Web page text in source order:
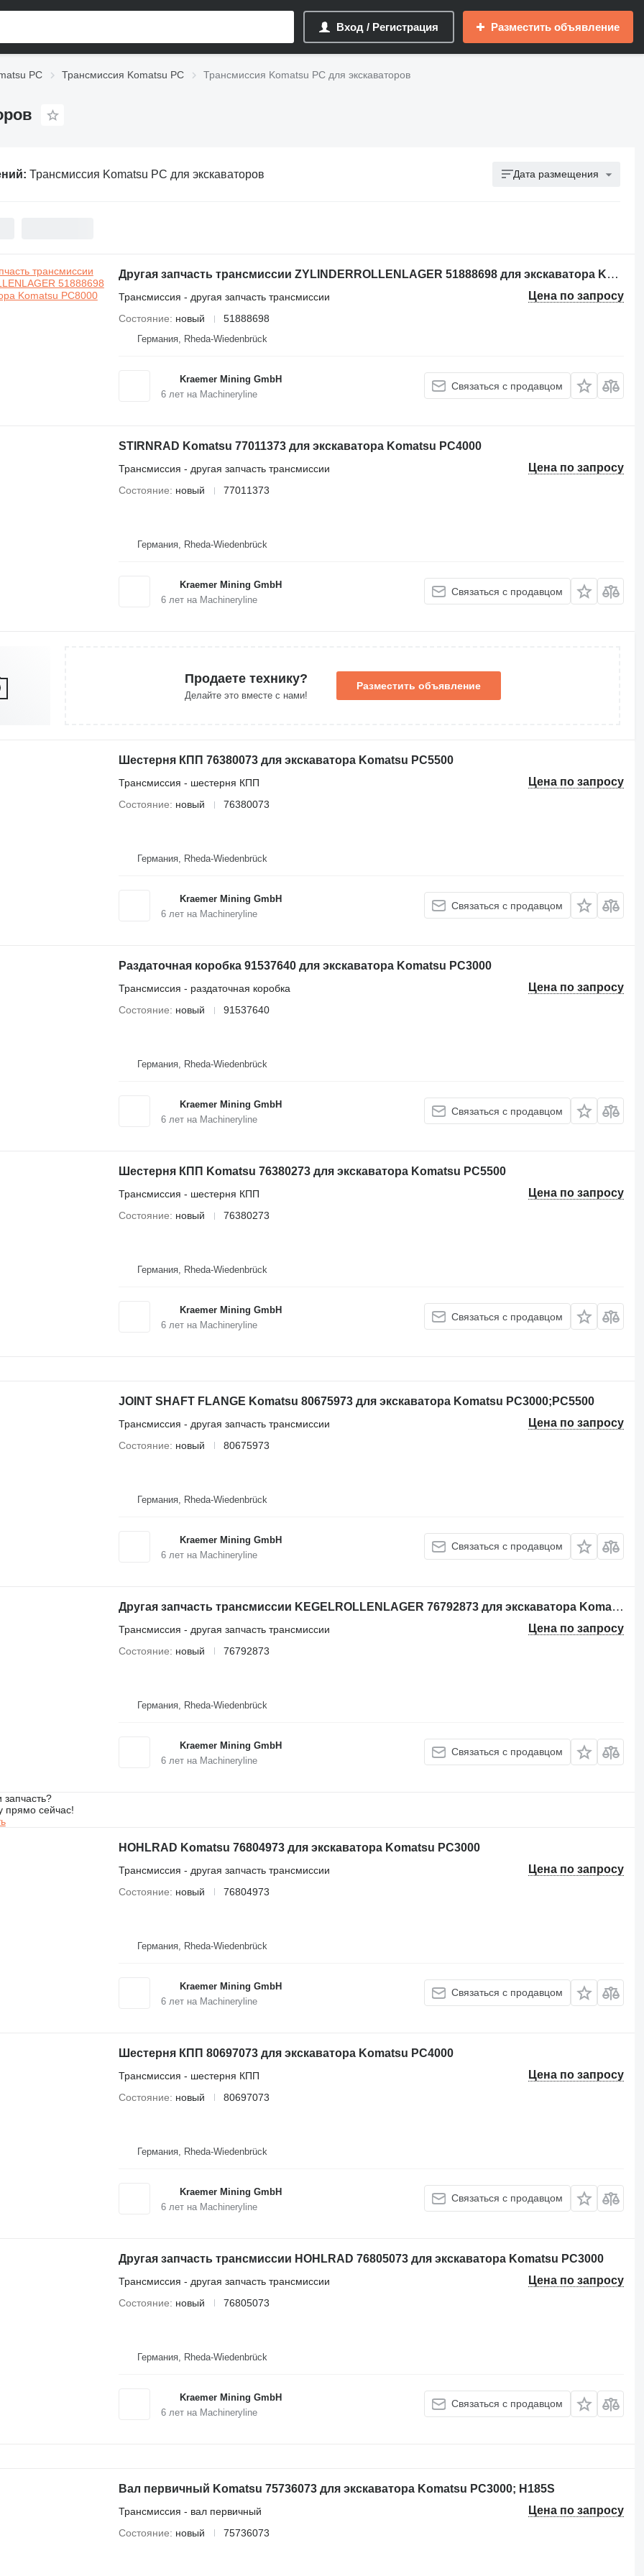
Вход / Регистрация Разместить объявление
PC Трансмиссия Komatsu PC Трансмиссия Komatsu PC для экскаваторов
Трансмиссия Komatsu PC для экскаваторов Дата размещения
Другая запчасть трансмиссии ZYLINDERROLLENLAGER 51888698 для экскаватора Komatsu PC8000
Цена по запросу
Трансмиссия - другая запчасть трансмиссии
Состояние
новый 51888698
Германия, Rheda-Wiedenbrück
Kraemer Mining GmbH
6лет на Machineryline
Связаться с продавцом
STIRNRAD Komatsu 77011373 для экскаватора Komatsu PC4000
Цена по запросу
Трансмиссия - другая запчасть трансмиссии
Состояние
новый 77011373
Германия, Rheda-Wiedenbrück
Kraemer Mining GmbH
6лет на Machineryline
Связаться с продавцом
Продаете технику?
Делайте это вместе с нами!
Разместить объявление
Шестерня КПП 76380073 для экскаватора Komatsu PC5500
Цена по запросу
Трансмиссия - шестерня КПП
Состояние
новый 76380073
Германия, Rheda-Wiedenbrück
Kraemer Mining GmbH
6лет на Machineryline
Связаться с продавцом
Раздаточная коробка 91537640 для экскаватора Komatsu PC3000
Цена по запросу
Трансмиссия - раздаточная коробка
Состояние
новый 91537640
Германия, Rheda-Wiedenbrück
Kraemer Mining GmbH
6лет на Machineryline
Связаться с продавцом
Шестерня КПП Komatsu 76380273 для экскаватора Komatsu PC5500
Цена по запросу
Трансмиссия - шестерня КПП
Состояние
новый 76380273
Германия, Rheda-Wiedenbrück
Kraemer Mining GmbH
6лет на Machineryline
Связаться с продавцом
JOINT SHAFT FLANGE Komatsu 80675973 для экскаватора Komatsu PC3000;PC5500
Цена по запросу
Трансмиссия - другая запчасть трансмиссии
Состояние
новый 80675973
Германия, Rheda-Wiedenbrück
Kraemer Mining GmbH
6лет на Machineryline
Связаться с продавцом
Другая запчасть трансмиссии KEGELROLLENLAGER 76792873 для экскаватора Komatsu PC3000
Цена по запросу
Трансмиссия - другая запчасть трансмиссии
Состояние
новый 76792873
Германия, Rheda-Wiedenbrück
Kraemer Mining GmbH
6лет на Machineryline
Связаться с продавцом
прямо сейчас!
HOHLRAD Komatsu 76804973 для экскаватора Komatsu PC3000
Цена по запросу
Трансмиссия - другая запчасть трансмиссии
Состояние
новый 76804973
Германия, Rheda-Wiedenbrück
Kraemer Mining GmbH
6лет на Machineryline
Связаться с продавцом
Шестерня КПП 80697073 для экскаватора Komatsu PC4000
Цена по запросу
Трансмиссия - шестерня КПП
Состояние
новый 80697073
Германия, Rheda-Wiedenbrück
Kraemer Mining GmbH
6лет на Machineryline
Связаться с продавцом
Другая запчасть трансмиссии HOHLRAD 76805073 для экскаватора Komatsu PC3000
Цена по запросу
Трансмиссия - другая запчасть трансмиссии
Состояние
новый 76805073
Германия, Rheda-Wiedenbrück
Kraemer Mining GmbH
6лет на Machineryline
Связаться с продавцом
Вал первичный Komatsu 75736073 для экскаватора Komatsu PC3000; H185S
Цена по запросу
Трансмиссия - вал первичный
Состояние
новый 75736073